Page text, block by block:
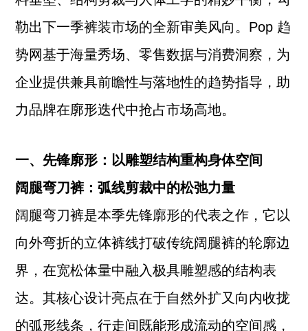
勒出下一季裤装市场的全新审美风向。Pop 趋
势网基于海量秀场、零售数据与消费洞察，为
企业提供兼具前瞻性与落地性的趋势指导，助
力品牌在廓形迭代中抢占市场高地。
一、先锋廓形：以雕塑结构重构身体空间
阔腿弯刀裤：弧线剪裁中的松弛力量
阔腿弯刀裤是本季先锋廓形的代表之作，它以
向外弯折的立体裤线打破传统阔腿裤的轮廓边
界，在宽松体量中融入极具雕塑感的结构表
达。其核心设计亮点在于自然外扩又向内收拢
的弧形线条，行走间既能形成流动的空间感，